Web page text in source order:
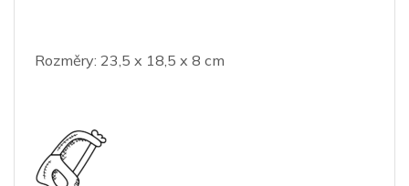
Rozměry: 23,5 x 18,5 x 8 cm